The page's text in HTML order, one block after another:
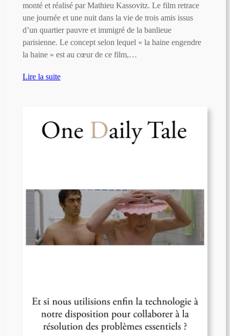
monté et réalisé par Mathieu Kassovitz. Le film retrace
une journée et une nuit dans la vie de trois amis issus
d’un quartier pauvre et immigré de la banlieue
parisienne. Le concept selon lequel « la haine engendre
la haine » est au cœur de ce film,…
Lire la suite